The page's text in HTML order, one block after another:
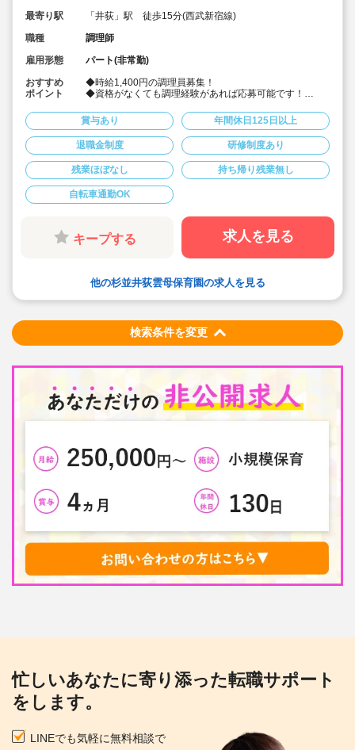
最寄り駅
「井荻」駅 徒歩15分(西武新宿線)
職種
調理師
雇用形態
パート(非常勤)
おすすめ
ポイント
◆時給1,400円の調理員募集！
◆資格がなくても調理経験があれば応募可能です！
献立にそって調理頂ける調理員の募集です！
◆雲母保育園は60名以下のコンパクトなサイズの園にな
りますので、食数も少なめです！
◆1日3時間の勤務から相談可能です！もちろん8時間の
勤務も相談可能！仕事もプライベートも両立出来ます。
◆残業なし！定時あがり！
◆日々の保育を大切に楽しくお仕事出来ます（行事準
備・書き物類軽減されています）
◆保育園での調理経験がある方大歓迎！病院や高齢者施
設での経験がある方も大歓迎です！
◆職員同士の協力を大切にしています！（先輩スタッフ
がサポートします！）
賞与あり 年間休日125日以上
退職金制度 研修制度あり
残業ほぼなし 持ち帰り残業無し
自転車通勤OK
キープする 求人を見る
他の杉並井荻雲母保育園の求人を見る
検索条件を変更
忙しいあなたに寄り添った転職サポート
をします。
LINEでも気軽に無料相談で